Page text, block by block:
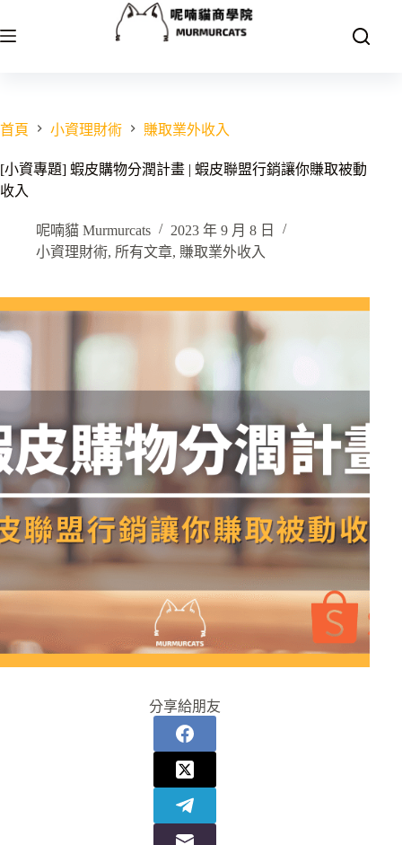
至
容
首頁 小資理財術 賺取業外收入
[小資專題] 蝦皮購物分潤計畫 | 蝦皮聯盟行銷讓你賺取被動
收入
呢喃貓 Murmurcats
2023 年 9 月 8 日
小資理財術, 所有文章, 賺取業外收入
分享給朋友